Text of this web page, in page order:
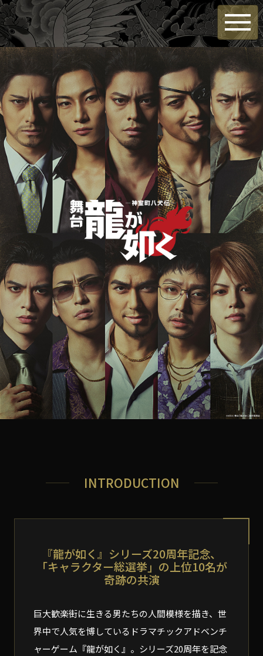
INTRODUCTION
『龍が如く』シリーズ20周年記念、
「キャラクター総選挙」の上位10名が
奇跡の共演
巨大歓楽街に生きる男たちの人間模様を描き、世
界中で人気を博しているドラマチックアドベンチ
ャーゲーム『龍が如く』。シリーズ20周年を記念